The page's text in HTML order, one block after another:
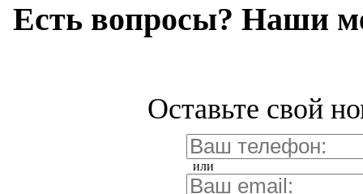
Есть вопросы? Наши
Оставьте свой
или